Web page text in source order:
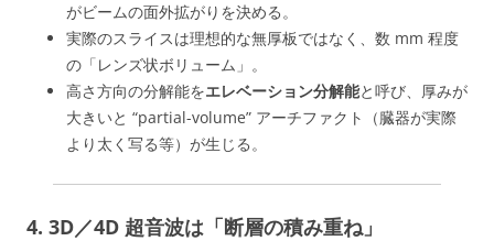
がビームの面外拡がりを決める。
実際のスライスは理想的な無厚板ではなく、数 mm 程度
の「レンズ状ボリューム」。
高さ方向の分解能をエレベーション分解能と呼び、厚みが
大きいと “partial-volume” アーチファクト（臓器が実際
より太く写る等）が生じる。
4. 3D／4D 超音波は「断層の積み重ね」